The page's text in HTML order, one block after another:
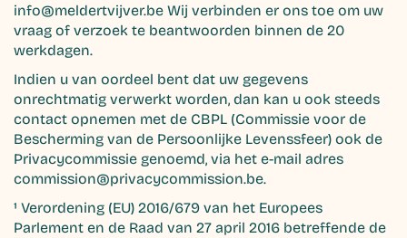
info@meldertvijver.be Wij verbinden er ons toe om uw
vraag of verzoek te beantwoorden binnen de 20
werkdagen.
Indien u van oordeel bent dat uw gegevens
onrechtmatig verwerkt worden, dan kan u ook steeds
contact opnemen met de CBPL (Commissie voor de
Bescherming van de Persoonlijke Levenssfeer) ook de
Privacycommissie genoemd, via het e-mail adres
commission@privacycommission.be.
¹ Verordening (EU) 2016/679 van het Europees
Parlement en de Raad van 27 april 2016 betreffende de